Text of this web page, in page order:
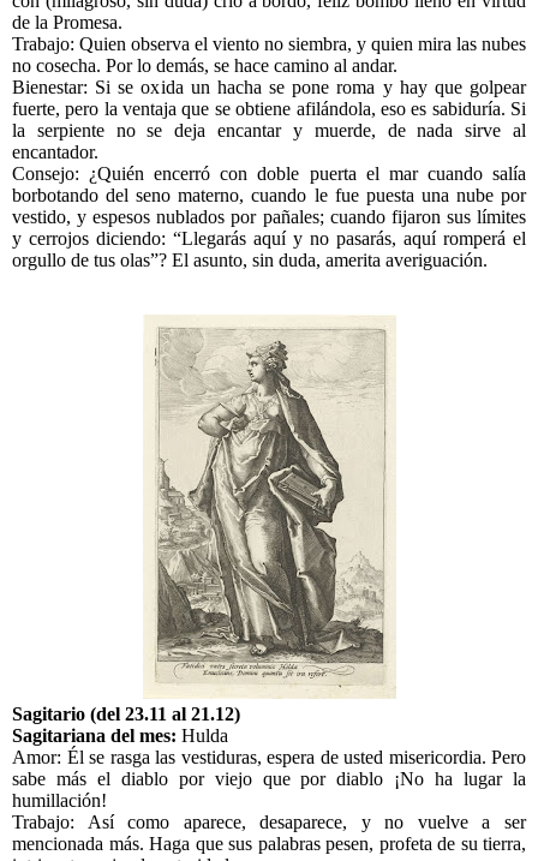
de la Promesa.
Trabajo: Quien observa el viento no siembra, y quien mira las nubes
no cosecha. Por lo demás, se hace camino al andar.
Bienestar: Si se oxida un hacha se pone roma y hay que golpear
fuerte, pero la ventaja que se obtiene afilándola, eso es sabiduría. Si
la serpiente no se deja encantar y muerde, de nada sirve al
encantador.
Consejo: ¿Quién encerró con doble puerta el mar cuando salía
borbotando del seno materno, cuando le fue puesta una nube por
vestido, y espesos nublados por pañales; cuando fijaron sus límites
y cerrojos diciendo: “Llegarás aquí y no pasarás, aquí romperá el
orgullo de tus olas”? El asunto, sin duda, amerita averiguación.
Sagitario (del 23.11 al 21.12)
Sagitariana del mes: Hulda
Amor: Él se rasga las vestiduras, espera de usted misericordia. Pero
sabe más el diablo por viejo que por diablo ¡No ha lugar la
humillación!
Trabajo: Así como aparece, desaparece, y no vuelve a ser
mencionada más. Haga que sus palabras pesen, profeta de su tierra,